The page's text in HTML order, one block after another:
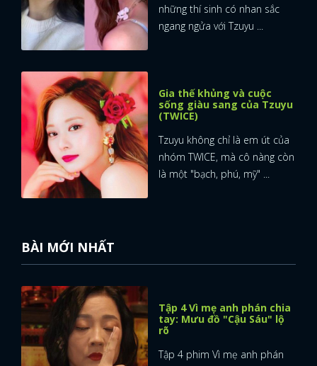
những thí sinh có nhan sắc
ngang ngửa với Tzuyu ...
Gia thế khủng và cuộc
sống giàu sang của Tzuyu
(TWICE)
Tzuyu không chỉ là em út của
nhóm TWICE, mà cô nàng còn
là một "bạch, phú, mỹ" ...
BÀI MỚI NHẤT
Tập 4 Vì mẹ anh phán chia
tay: Mưu đồ "Cậu Sáu" lộ
rõ
Tập 4 phim Vì mẹ anh phán